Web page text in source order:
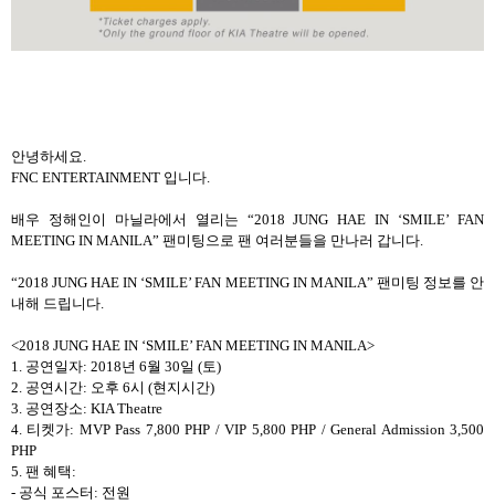
안녕하세요.
FNC ENTERTAINMENT 입니다.
배우 정해인이 마닐라에서 열리는 “2018 JUNG HAE IN ‘SMILE’ FAN
MEETING IN MANILA” 팬미팅으로 팬 여러분들을 만나러 갑니다.
“2018 JUNG HAE IN ‘SMILE’ FAN MEETING IN MANILA” 팬미팅 정보를 안
내해 드립니다.
<2018 JUNG HAE IN ‘SMILE’ FAN MEETING IN MANILA>
1. 공연일자: 2018년 6월 30일 (토)
2. 공연시간: 오후 6시 (현지시간)
3. 공연장소: KIA Theatre
4. 티켓가: MVP Pass 7,800 PHP / VIP 5,800 PHP / General Admission 3,500
PHP
5. 팬 혜택 :
- 공식 포스터 : 전원